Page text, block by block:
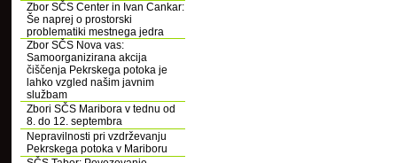
Zbor SČS Center in Ivan Cankar:
Še naprej o prostorski
problematiki mestnega jedra
Zbor SČS Nova vas:
Samoorganizirana akcija
čiščenja Pekrskega potoka je
lahko vzgled našim javnim
službam
Zbori SČS Maribora v tednu od
8. do 12. septembra
Nepravilnosti pri vzdrževanju
Pekrskega potoka v Mariboru